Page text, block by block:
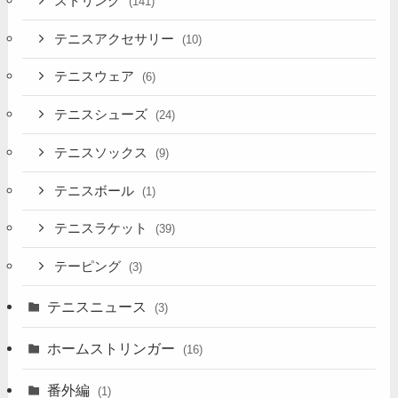
テニスアクセサリー (10)
テニスウェア (6)
テニスシューズ (24)
テニスソックス (9)
テニスボール (1)
テニスラケット (39)
テーピング (3)
テニスニュース (3)
ホームストリンガー (16)
番外編 (1)